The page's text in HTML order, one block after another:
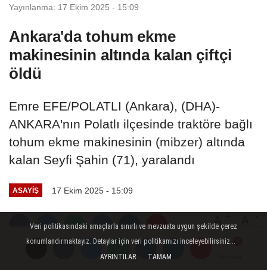
Yayınlanma: 17 Ekim 2025 - 15:09
Ankara'da tohum ekme
makinesinin altında kalan çiftçi
öldü
Emre EFE/POLATLI (Ankara), (DHA)-
ANKARA'nın Polatlı ilçesinde traktöre bağlı
tohum ekme makinesinin (mibzer) altında
kalan Seyfi Şahin (71), yaralandı
ASAYIŞ 17 Ekim 2025 - 15:09
Dinle
A
Büyüt
Veri politikasındaki amaçlarla sınırlı ve mevzuata uygun şekilde çerez
konumlandırmaktayız. Detaylar için veri politikamızı inceleyebilirsiniz...
AYRINTILAR
TAMAM